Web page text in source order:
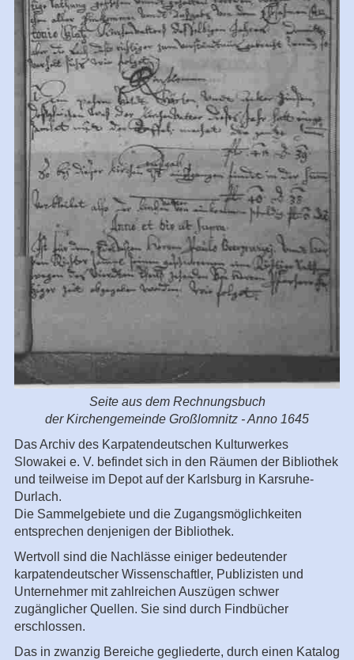
Seite aus dem Rechnungsbuch
der Kirchengemeinde Großlomnitz - Anno 1645
Das Archiv des Karpatendeutschen Kulturwerkes
Slowakei e. V. befindet sich in den Räumen der Bibliothek
und teilweise im Depot auf der Karlsburg in Karsruhe-
Durlach.
Die Sammelgebiete und die Zugangsmöglichkeiten
entsprechen denjenigen der Bibliothek.
Wertvoll sind die Nachlässe einiger bedeutender
karpatendeutscher Wissenschaftler, Publizisten und
Unternehmer mit zahlreichen Auszügen schwer
zugänglicher Quellen. Sie sind durch Findbücher
erschlossen.
Das in zwanzig Bereiche gegliederte, durch einen Katalog